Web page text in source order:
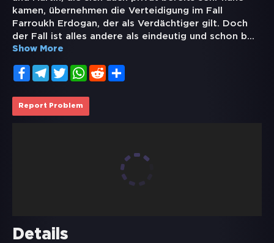
kamen, übernehmen die Verteidigung im Fall
Farroukh Erdogan, der als Verdächtiger gilt. Doch
der Fall ist alles andere als eindeutig und schon b...
Show More
FacebookTelegramTwitterWhatsApp
Reddit
Report Problem
Details